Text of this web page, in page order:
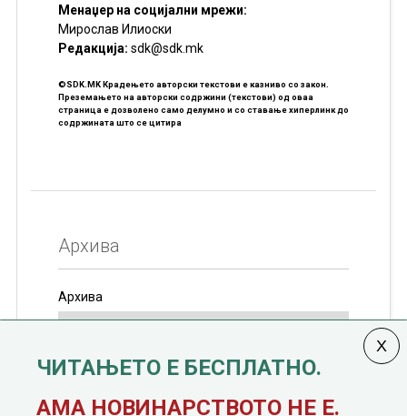
Менаџер на социјални мрежи:
Мирослав Илиоски
Редакцијa: sdk@sdk.mk
©SDK.MK Крадењето авторски текстови е казниво со закон.
Преземањето на авторски содржини (текстови) од оваа
страница е дозволено само делумно и со ставање хиперлинк до
содржината што се цитира
Архива
Архива
јануари, 1991 година
ЧИТАЊЕТО Е БЕСПЛАТНО.
АМА НОВИНАРСТВОТО НЕ Е.